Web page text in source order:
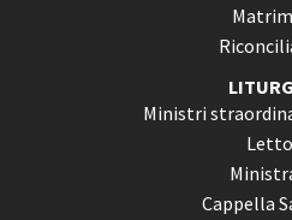
Ministri
Cappella